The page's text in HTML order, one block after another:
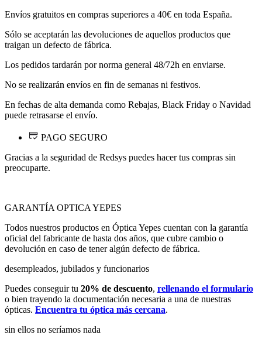
Envíos gratuitos en compras superiores a 40€ en toda España.
Sólo se aceptarán las devoluciones de aquellos productos que
traigan un defecto de fábrica.
Los pedidos tardarán por norma general 48/72h en enviarse.
No se realizarán envíos en fin de semanas ni festivos.
En fechas de alta demanda como Rebajas, Black Friday o Navidad
puede retrasarse el envío.
PAGO SEGURO
Gracias a la seguridad de Redsys puedes hacer tus compras sin
preocuparte.
GARANTÍA OPTICA YEPES
Todos nuestros productos en Óptica Yepes cuentan con la garantía
oficial del fabricante de hasta dos años, que cubre cambio o
devolución en caso de tener algún defecto de fábrica.
desempleados, jubilados y funcionarios
Puedes conseguir tu 20% de descuento, rellenando el formulario
o bien trayendo la documentación necesaria a una de nuestras
ópticas. Encuentra tu óptica más cercana.
sin ellos no seríamos nada